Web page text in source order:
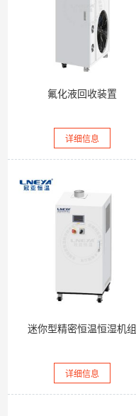
氟化液回收装置
详细信息
迷你型精密恒温恒湿机组
详细信息